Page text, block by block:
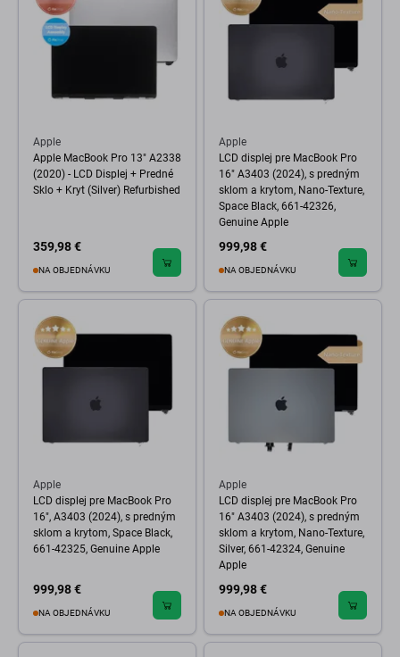
Apple
Apple MacBook Pro 13" A2338
(2020) - LCD Displej + Predné
Sklo + Kryt (Silver) Refurbished
359,98 €
NA OBJEDNÁVKU
Apple
LCD displej pre MacBook Pro
16" A3403 (2024), s predným
sklom a krytom, Nano-Texture,
Space Black, 661-42326,
Genuine Apple
999,98 €
NA OBJEDNÁVKU
Apple
LCD displej pre MacBook Pro
16", A3403 (2024), s predným
sklom a krytom, Space Black,
661-42325, Genuine Apple
999,98 €
NA OBJEDNÁVKU
Apple
LCD displej pre MacBook Pro
16" A3403 (2024), s predným
sklom a krytom, Nano-Texture,
Silver, 661-42324, Genuine
Apple
999,98 €
NA OBJEDNÁVKU